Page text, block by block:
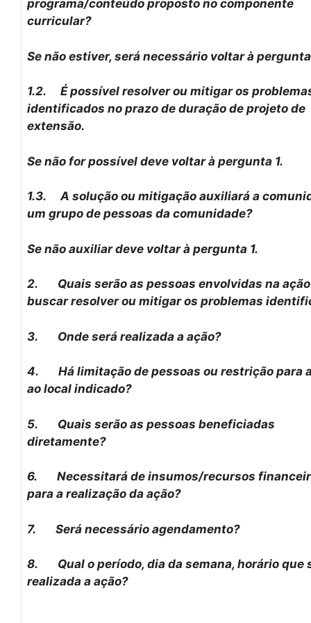
programa/conteúdo proposto no componente
curricular?
Se não estiver, será necessário voltar à pergunta
1.2. É possível resolver ou mitigar os
identificados no prazo de duração de projeto de
extensão.
Se não for possível deve voltar à pergunta 1.
1.3.A solução ou mitigação auxiliará a
um grupo de pessoas da comunidade?
Se não auxiliar deve voltar à pergunta 1.
2. Quais serão as pessoas envolvidas na
buscar resolver ou mitigar os problemas
3. Onde será realizada a ação?
4. Há limitação de pessoas ou restrição para
ao local indicado?
5. Quais serão as pessoas beneficiadas
diretamente?
6. Necessitará de insumos/recursos
para a realização da ação?
7. Será necessário agendamento?
8. Qual o período, dia da semana, horário que
realizada a ação?